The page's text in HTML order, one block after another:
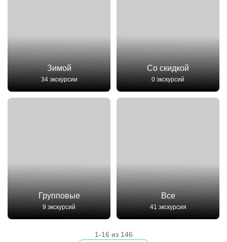
Зимой
34 экскурсии
Со скидкой
0 экскурсий
Групповые
9 экскурсий
Все
41 экскурсия
1-16 из 146